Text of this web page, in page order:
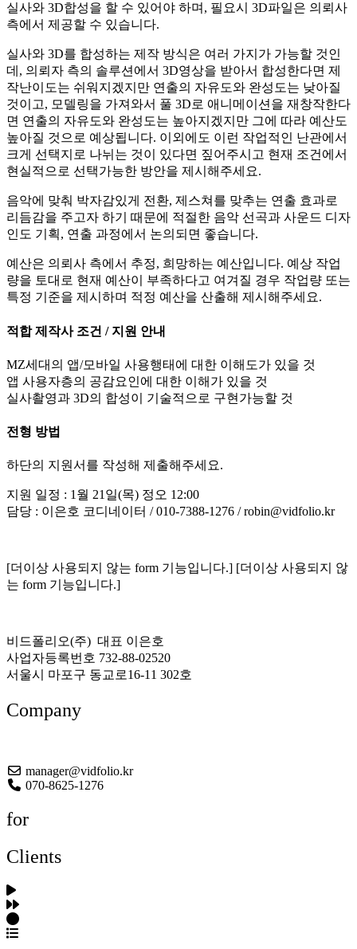
실사와 3D합성을 할 수 있어야 하며, 필요시 3D파일은 의뢰사
측에서 제공할 수 있습니다.
실사와 3D를 합성하는 제작 방식은 여러 가지가 가능할 것인
데, 의뢰자 측의 솔루션에서 3D영상을 받아서 합성한다면 제
작난이도는 쉬워지겠지만 연출의 자유도와 완성도는 낮아질
것이고, 모델링을 가져와서 풀 3D로 애니메이션을 재창작한다
면 연출의 자유도와 완성도는 높아지겠지만 그에 따라 예산도
높아질 것으로 예상됩니다. 이외에도 이런 작업적인 난관에서
크게 선택지로 나뉘는 것이 있다면 짚어주시고 현재 조건에서
현실적으로 선택가능한 방안을 제시해주세요.
음악에 맞춰 박자감있게 전환, 제스쳐를 맞추는 연출 효과로
리듬감을 주고자 하기 때문에 적절한 음악 선곡과 사운드 디자
인도 기획, 연출 과정에서 논의되면 좋습니다.
예산은 의뢰사 측에서 추정, 희망하는 예산입니다. 예상 작업
량을 토대로 현재 예산이 부족하다고 여겨질 경우 작업량 또는
특정 기준을 제시하며 적정 예산을 산출해 제시해주세요.
적합 제작사 조건 / 지원 안내
MZ세대의 앱/모바일 사용행태에 대한 이해도가 있을 것
앱 사용자층의 공감요인에 대한 이해가 있을 것
실사촬영과 3D의 합성이 기술적으로 구현가능할 것
전형 방법
하단의 지원서를 작성해 제출해주세요.
지원 일정 : 1월 21일(목) 정오 12:00
담당 : 이은호 코디네이터 / 010-7388-1276 / robin@vidfolio.kr
[더이상 사용되지 않는 form 기능입니다.] [더이상 사용되지 않
는 form 기능입니다.]
비드폴리오(주) 대표 이은호
사업자등록번호 732-88-02520
서울시 마포구 동교로16-11 302호
Company
manager@vidfolio.kr
070-8625-1276
for
Clients